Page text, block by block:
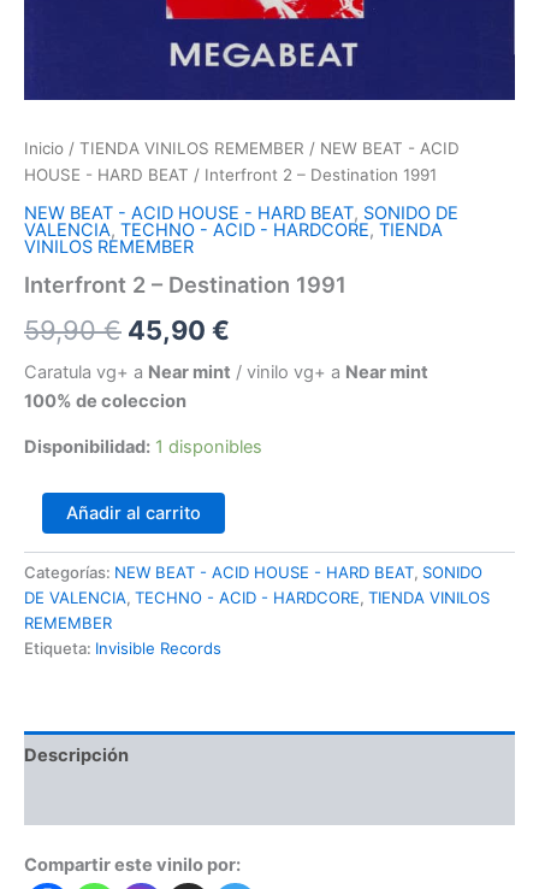
Inicio / TIENDA VINILOS REMEMBER / NEW BEAT - ACID
HOUSE - HARD BEAT / Interfront 2 ‎– Destination 1991
NEW BEAT - ACID HOUSE - HARD BEAT, SONIDO DE
VALENCIA, TECHNO - ACID - HARDCORE, TIENDA
VINILOS REMEMBER
Interfront 2 ‎– Destination 1991
59,90€ El
precio
original
era:
59,90 €.
45,90 €
precio
es:
Caratula vg+ a Near mint / vinilo vg+ a Near mint
100% de coleccion
Disponibilidad: 1 disponibles
Interfront
‎–
Destination
1991
cantidad
Añadir al carrito
Categorías: NEW BEAT - ACID HOUSE - HARD BEAT, SONIDO
DE VALENCIA, TECHNO - ACID - HARDCORE, TIENDA VINILOS
REMEMBER
Etiqueta: Invisible Records
Descripción
Compartir este vinilo por: